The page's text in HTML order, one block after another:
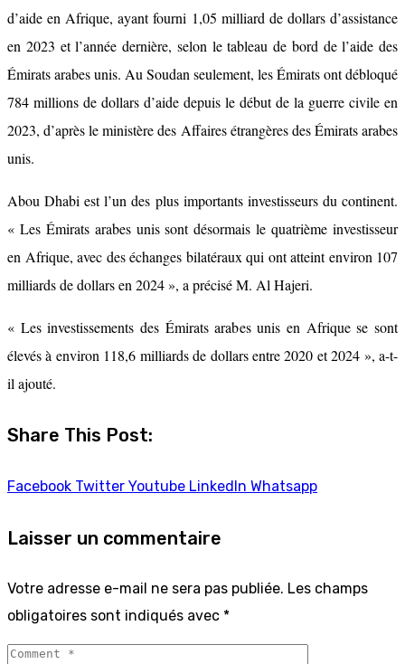
d’aide en Afrique, ayant fourni 1,05 milliard de dollars d’assistance
en 2023 et l’année dernière, selon le tableau de bord de l’aide des
Émirats arabes unis. Au Soudan seulement, les Émirats ont débloqué
784 millions de dollars d’aide depuis le début de la guerre civile en
2023, d’après le ministère des Affaires étrangères des Émirats arabes
unis.
Abou Dhabi est l’un des plus importants investisseurs du continent.
« Les Émirats arabes unis sont désormais le quatrième investisseur
en Afrique, avec des échanges bilatéraux qui ont atteint environ 107
milliards de dollars en 2024 », a précisé M. Al Hajeri.
« Les investissements des Émirats arabes unis en Afrique se sont
élevés à environ 118,6 milliards de dollars entre 2020 et 2024 », a-t-
il ajouté.
Share This Post:
Facebook Twitter Youtube LinkedIn Whatsapp
Laisser un commentaire
Votre adresse e-mail ne sera pas publiée. Les champs
obligatoires sont indiqués avec *